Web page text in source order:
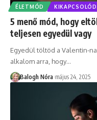
ÉLETMÓD
5 menő mód, hogy
teljesen egyedül vagy
Egyedül töltöd a Valentin-
alkalom arra, hogy…
Balogh Nóra május 24, 2025